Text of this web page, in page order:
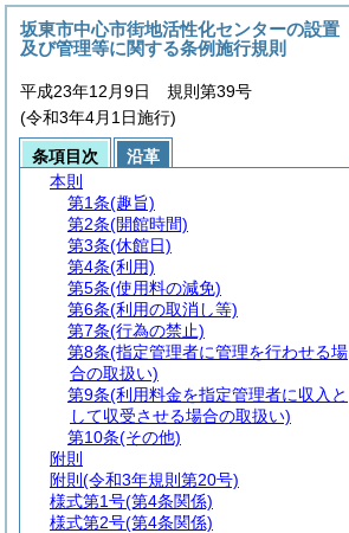
坂東市中心市街地活性化センターの設置
及び管理等に関する条例施行規則
平成23年12月9日 規則第39号
(令和3年4月1日施行)
条項目次
沿革
本則
第1条(趣旨)
第2条(開館時間)
第3条(休館日)
第4条(利用)
第5条(使用料の減免)
第6条(利用の取消し等)
第7条(行為の禁止)
第8条(指定管理者に管理を行わせる場
合の取扱い)
第9条(利用料金を指定管理者に収入と
して収受させる場合の取扱い)
第10条(その他)
附則
附則 (令和3年規則第20号)
様式第1号(第4条関係)
様式第2号(第4条関係)